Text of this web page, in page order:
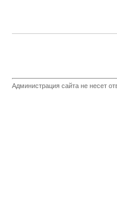
Администрация сайта не несет